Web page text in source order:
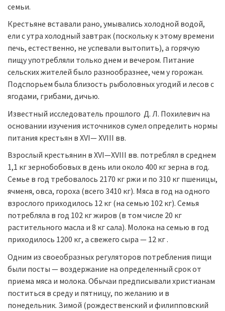
семьи.
Крестьяне вставали рано, умывались холодной водой,
ели с утра холодный завтрак (поскольку к этому времени
печь, естественно, не успевали вытопить), а горячую
пищу употребляли только днем и вечером. Питание
сельских жителей было разнообразнее, чем у горожан.
Подспорьем была близость рыболовных угодий и лесов с
ягодами, грибами, дичью.
Известный исследователь прошлого Д. Л. Похилевич на
основании изучения источников сумел определить нормы
питания крестьян в XVI— XVIII вв.
Взрослый крестьянин в XVI—XVIII вв. потреблял в среднем
1,1 кг зернобобовых в день или около 400 кг зерна в год.
Семье в год требовалось 2170 кг ржи и по 310 кг пшеницы,
ячменя, овса, гороха (всего 3410 кг). Мяса в год на одного
взрослого приходилось 12 кг (на семью 102 кг). Семья
потребляла в год 102 кг жиров (в том числе 20 кг
растительного масла и 8 кг сала). Молока на семью в год
приходилось 1200 кг, а свежего сыра — 12 кг .
Одним из своеобразных регуляторов потребления пищи
были посты — воздержание на определенный срок от
приема мяса и молока. Обычаи предписывали христианам
поститься в среду и пятницу, по желанию и в
понедельник. Зимой (рождественский и филипповский